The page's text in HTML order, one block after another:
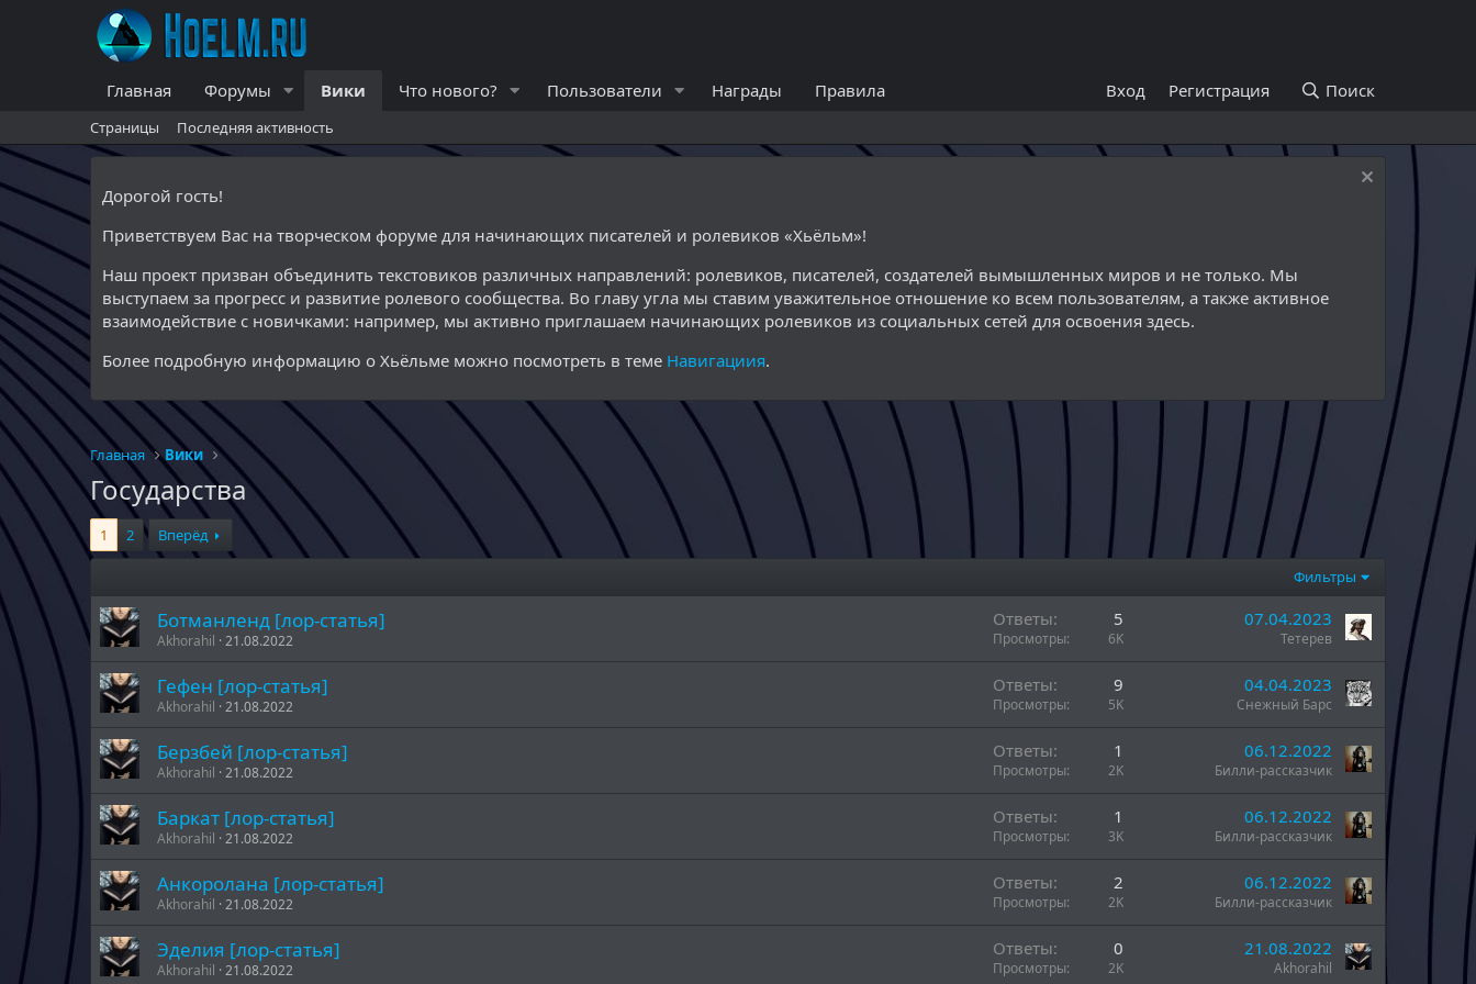
Главная Форумы Вики Что нового? Пользователи Награды Правила Вход Регистрация Поиск
Страницы Последняя активность
Дорогой гость!
Приветствуем Вас на творческом форуме для начинающих писателей и ролевиков «Хьёльм»!
Наш проект призван объединить текстовиков различных направлений: ролевиков, писателей, создателей вымышленных миров и не только. Мы
выступаем за прогресс и развитие ролевого сообщества. Во главу угла мы ставим уважительное отношение ко всем пользователям, а также активное
взаимодействие с новичками: например, мы активно приглашаем начинающих ролевиков из социальных сетей для освоения здесь.
Более подробную информацию о Хьёльме можно посмотреть в теме Навигациия.
Главная Вики
Государства
1 2 Вперёд
Фильтры
Ботманленд [лор-статья]
Akhorahil 21.08.2022
Ответы 5
Просмотры 6K
07.04.2023
Тетерев
Гефен [лор-статья]
Akhorahil 21.08.2022
Ответы 9
Просмотры 5K
04.04.2023
Снежный Барс
Берзбей [лор-статья]
Akhorahil 21.08.2022
Ответы 1
Просмотры 2K
06.12.2022
Билли-рассказчик
Баркат [лор-статья]
Akhorahil 21.08.2022
Ответы 1
Просмотры 3K
06.12.2022
Билли-рассказчик
Анкоролана [лор-статья]
Akhorahil 21.08.2022
Ответы 2
Просмотры 2K
06.12.2022
Билли-рассказчик
Эделия [лор-статья]
Akhorahil 21.08.2022
Ответы 0
Просмотры 2K
21.08.2022
Akhorahil